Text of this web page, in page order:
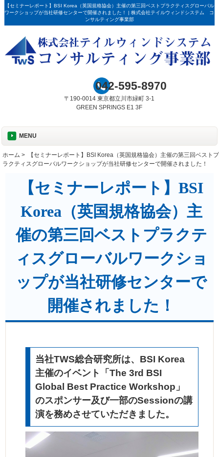
【セミナーレポート】BSI Korea（英国規格協会）主催の第三回ベストプラクティスグローバル
ワークショップが当社研修センターで開催されました！ | 株式会社テイルウィンドシステム コ
ンサルティング事業部
042-595-8970
〒190-0014 東京都立川市緑町 3-1
GREEN SPRINGS E1 3F
MENU
ホーム > 【セミナーレポート】BSI Korea（英国規格協会）主催の第三回ベストプ
ラクティスグローバルワークショップが当社研修センターで開催されました！
【セミナーレポート】BSI
Korea（英国規格協会）主
催の第三回ベストプラクテ
ィスグローバルワークショ
ップが当社研修センターで
開催されました！
当社TWS総合研究所は、BSI Korea
主催のイベント「The 3rd BSI
Global Best Practice Workshop」
のスポンサー及び一部のSessionの講
演を務めさせていただきました。